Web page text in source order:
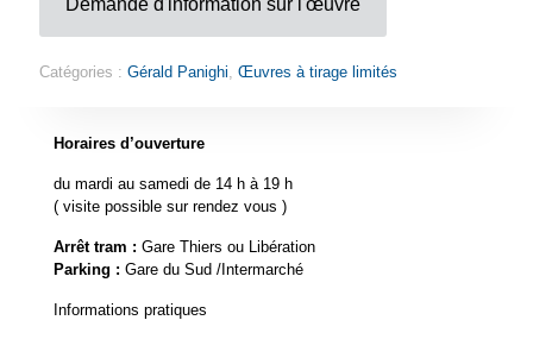
comportement
Demande d'information sur l'œuvre
Catégories : Gérald Panighi, Œuvres à tirage limités
Horaires d’ouverture
du mardi au samedi de 14 h à 19 h
( visite possible sur rendez vous )
Arrêt tram : Gare Thiers ou Libération
Parking : Gare du Sud /Intermarché
Informations pratiques